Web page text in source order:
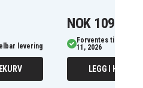
levering
NOK 109
Forventes tilbake
11, 2026
LEGG I